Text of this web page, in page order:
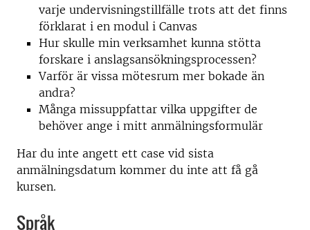
varje undervisningstillfälle trots att det finns
förklarat i en modul i Canvas
Hur skulle min verksamhet kunna stötta
forskare i anslagsansökningsprocessen?
Varför är vissa mötesrum mer bokade än
andra?
Många missuppfattar vilka uppgifter de
behöver ange i mitt anmälningsformulär
Har du inte angett ett case vid sista
anmälningsdatum kommer du inte att få gå
kursen.
Språk